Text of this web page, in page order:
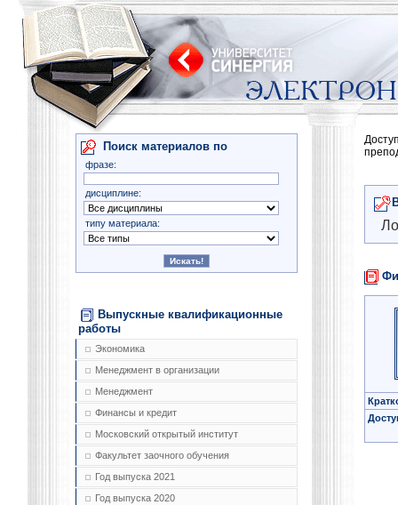
Поиск материалов по
фразе:
дисциплине:
типу материала:
Выпускные квалификационные
работы
Экономика
Менеджмент в организации
Менеджмент
Финансы и кредит
Московский открытый институт
Факультет заочного обучения
Год выпуска 2021
Год выпуска 2020